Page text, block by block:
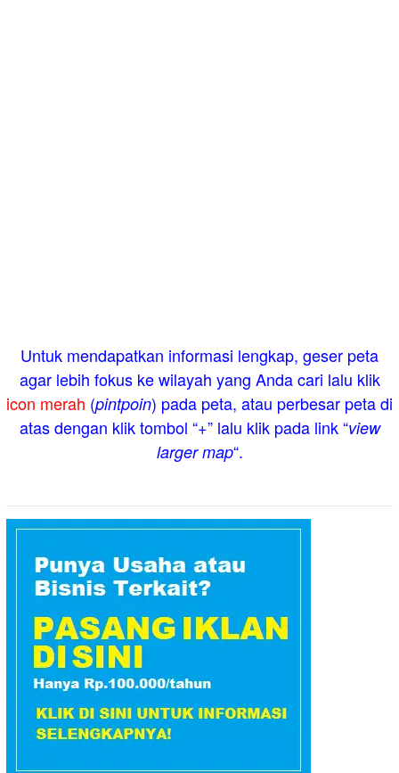
Untuk mendapatkan informasi lengkap, geser peta
agar lebih fokus ke wilayah yang Anda cari lalu klik
icon merah (pintpoin) pada peta, atau perbesar peta di
atas dengan klik tombol “+” lalu klik pada link “view
larger map“.